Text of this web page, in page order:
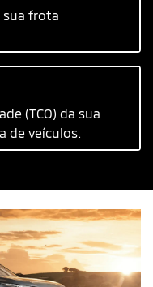
sua frota
(TCO) da sua
de veículos.